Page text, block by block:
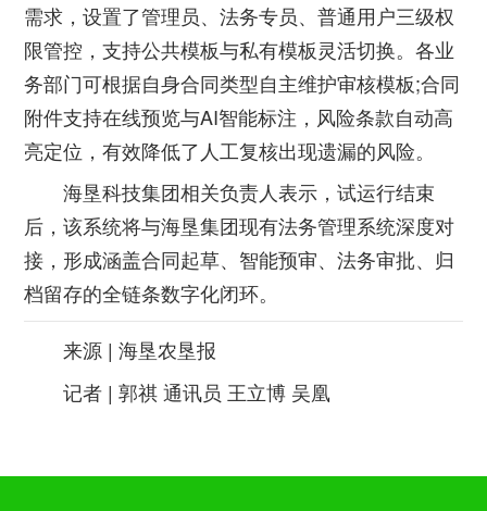
需求，设置了管理员、法务专员、普通用户三级权
限管控，支持公共模板与私有模板灵活切换。各业
务部门可根据自身合同类型自主维护审核模板;合同
附件支持在线预览与AI智能标注，风险条款自动高
亮定位，有效降低了人工复核出现遗漏的风险。
海垦科技集团相关负责人表示，试运行结束
后，该系统将与海垦集团现有法务管理系统深度对
接，形成涵盖合同起草、智能预审、法务审批、归
档留存的全链条数字化闭环。
来源 | 海垦农垦报
记者 | 郭祺 通讯员 王立博 吴凰